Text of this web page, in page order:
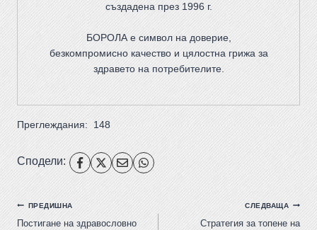
създадена през 1996 г.
БОРОЛА е символ на доверие,
безкомпромисно качество и цялостна грижа за
здравето на потребителите.
Преглеждания: 148
Сподели:
ПРЕДИШНА
Постигане на здравословно
СЛЕДВАЩА
Стратегия за топене на